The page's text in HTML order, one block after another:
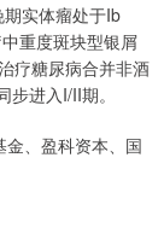
实体瘤处于Ib
重度斑块型银屑
疗糖尿病合并非酒
进入I/II期。
、盈科资本、国